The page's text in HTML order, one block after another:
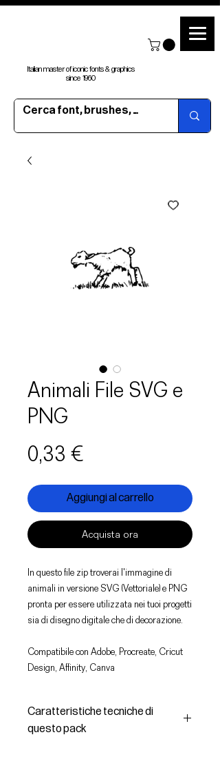
Italian master of iconic fonts & graphics
since 1960
Animali File SVG e
PNG
0,33 €
Aggiungi al carrello
Acquista ora
In questo file zip troverai l'immagine di
animali in versione SVG (Vettoriale) e PNG
pronta per essere utilizzata nei tuoi progetti
sia di disegno digitale che di decorazione.
Compatibile con Adobe, Procreate, Cricut
Design, Affinity, Canva
Caratteristiche tecniche di
questo pack